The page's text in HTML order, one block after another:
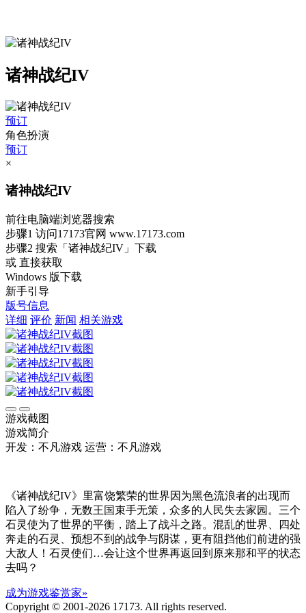
诸神战纪IV
预订
角色扮演
预订
×
诸神战纪IV
前往电脑端浏览器搜索
步骤1 访问17173官网 www.17173.com
步骤2 搜索 「诸神战纪IV」 下载
或 直接获取
Windows 版下载
新手引导
版号信息
详细 评价 新闻 相关游戏
游戏截图
游戏简介
开发：不凡游戏 运营：不凡游戏
《诸神战纪IV》里富饶繁荣的世界因为黑色流浪者的出现而
陷入了纷争，无数王国束手无策，众多的人民失去家园。三个
石灵使为了世界的平衡，踏上了战斗之路。混乱的世界、四处
奔走的石灵、预想不到的战争与阴谋，更有阻挡他们前进的强
大敌人！石灵使们…会让这个世界再返回到原来那和平的状态
去吗？
成为游戏鉴赏家»
Copyright © 2001-2026 17173. All rights reserved.